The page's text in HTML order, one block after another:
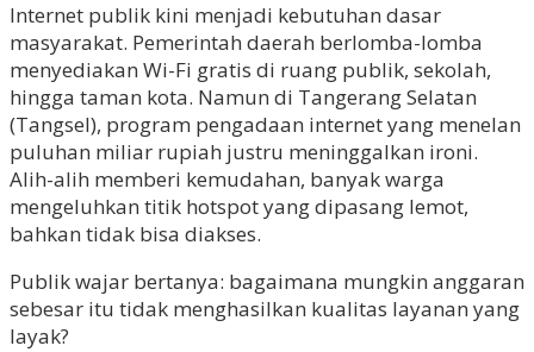
Internet publik kini menjadi kebutuhan dasar
masyarakat. Pemerintah daerah berlomba-lomba
menyediakan Wi-Fi gratis di ruang publik, sekolah,
hingga taman kota. Namun di Tangerang Selatan
(Tangsel), program pengadaan internet yang menelan
puluhan miliar rupiah justru meninggalkan ironi.
Alih-alih memberi kemudahan, banyak warga
mengeluhkan titik hotspot yang dipasang lemot,
bahkan tidak bisa diakses.
Publik wajar bertanya: bagaimana mungkin anggaran
sebesar itu tidak menghasilkan kualitas layanan yang
layak?